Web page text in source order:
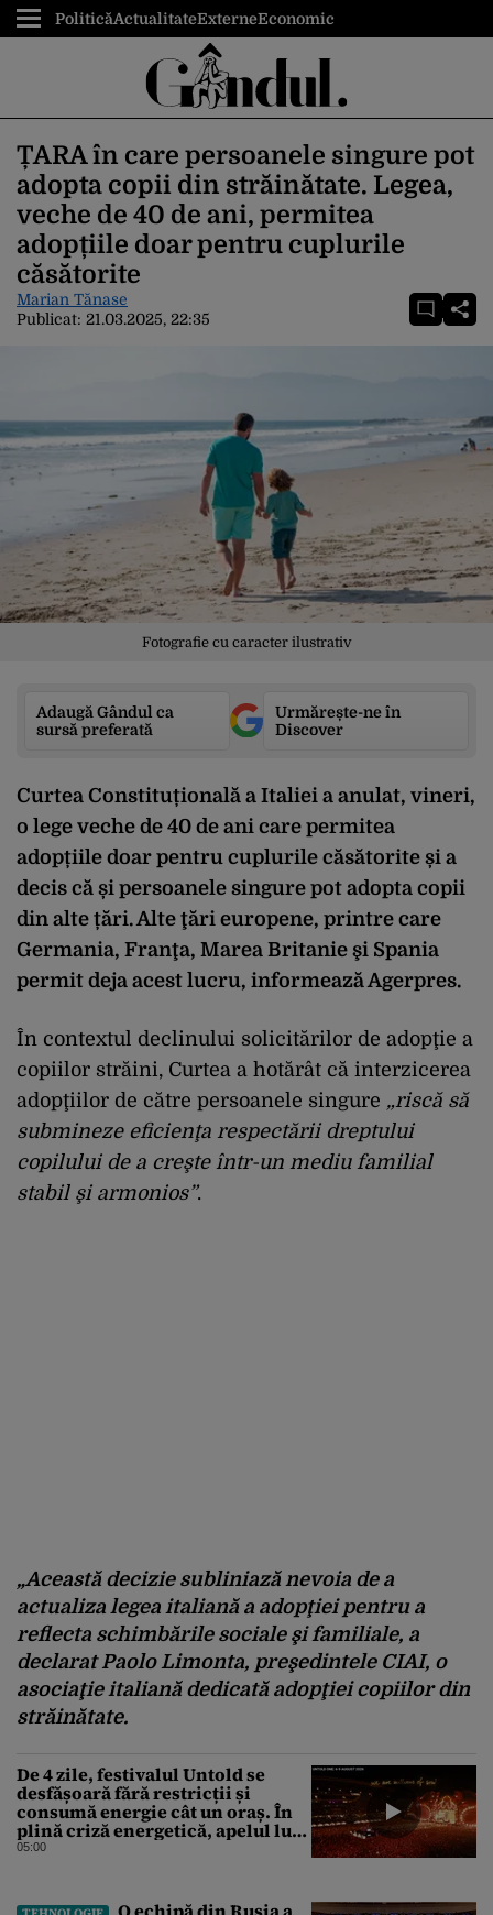
PoliticăActualitateExterneEconomic
ȚARA în care persoanele singure pot
adopta copii din străinătate. Legea,
veche de 40 de ani, permitea
adopțiile doar pentru cuplurile
căsătorite
Marian Tănase
Publicat: 21.03.2025, 22:35
Fotografie cu caracter ilustrativ
Adaugă Gândul ca
sursă preferată
Urmărește-ne în
Discover
Curtea Constituțională a Italiei a anulat, vineri,
o lege veche de 40 de ani care permitea
adopțiile doar pentru cuplurile căsătorite și a
decis că și persoanele singure pot adopta copii
din alte țări. Alte ţări europene, printre care
Germania, Franţa, Marea Britanie şi Spania
permit deja acest lucru, informează Agerpres.
În contextul declinului solicitărilor de adopţie a
copiilor străini, Curtea a hotărât că interzicerea
adopţiilor de către persoanele singure „riscă să
submineze eficienţa respectării dreptului
copilului de a creşte într-un mediu familial
stabil şi armonios”.
„Această decizie subliniază nevoia de a
actualiza legea italiană a adopţiei pentru a
reflecta schimbările sociale şi familiale, a
declarat Paolo Limonta, preşedintele CIAI, o
asociaţie italiană dedicată adopţiei copiilor din
străinătate.
De 4 zile, festivalul Untold se
desfășoară fără restricții și
consumă energie cât un oraș. În
plină criză energetică, apelul lui
Bolojan de economisire a
partid, Emil Boc
05:00